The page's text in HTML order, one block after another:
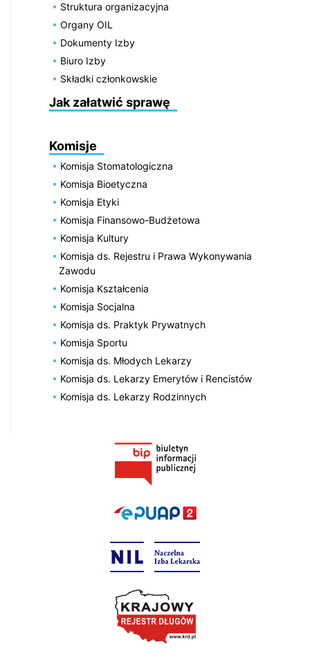
Struktura organizacyjna
Organy OIL
Dokumenty Izby
Biuro Izby
Składki członkowskie
Jak załatwić sprawę
Komisje
Komisja Stomatologiczna
Komisja Bioetyczna
Komisja Etyki
Komisja Finansowo-Budżetowa
Komisja Kultury
Komisja ds. Rejestru i Prawa Wykonywania
Zawodu
Komisja Kształcenia
Komisja Socjalna
Komisja ds. Praktyk Prywatnych
Komisja Sportu
Komisja ds. Młodych Lekarzy
Komisja ds. Lekarzy Emerytów i Rencistów
Komisja ds. Lekarzy Rodzinnych